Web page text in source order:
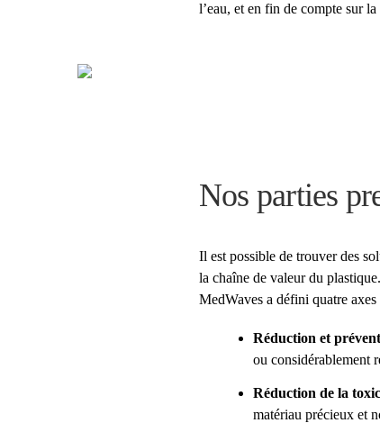
l’eau, et en fin de compte sur la
Nos parties
Il est possible de trouver des
la chaîne de valeur du
MedWaves a défini quatre
Réduction et
ou considérablement
Réduction de la
matériau précieux et